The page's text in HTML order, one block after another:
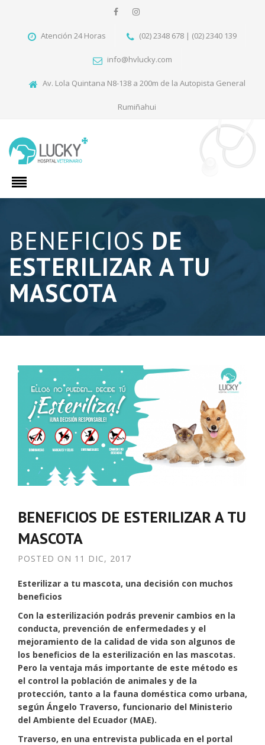
Atención 24 Horas (02) 2348 678 | (02) 2340 139
info@hvlucky.com
Av. Lola Quintana N8-138 a 200m de la Autopista General
Rumiñahui
BENEFICIOS DE
ESTERILIZAR A TU
MASCOTA
BENEFICIOS DE ESTERILIZAR A TU
MASCOTA
POSTED ON 11 DIC, 2017
Esterilizar a tu mascota, una decisión con muchos
beneficios
Con la esterilización podrás prevenir cambios en la
conducta, prevención de enfermedades y el
mejoramiento de la calidad de vida son algunos de
los beneficios de la esterilización en las mascotas.
Pero la ventaja más importante de este método es
el control la población de animales y de la
protección, tanto a la fauna doméstica como urbana,
según Ángelo Traverso, funcionario del Ministerio
del Ambiente del Ecuador (MAE).
Traverso, en una entrevista publicada en el portal